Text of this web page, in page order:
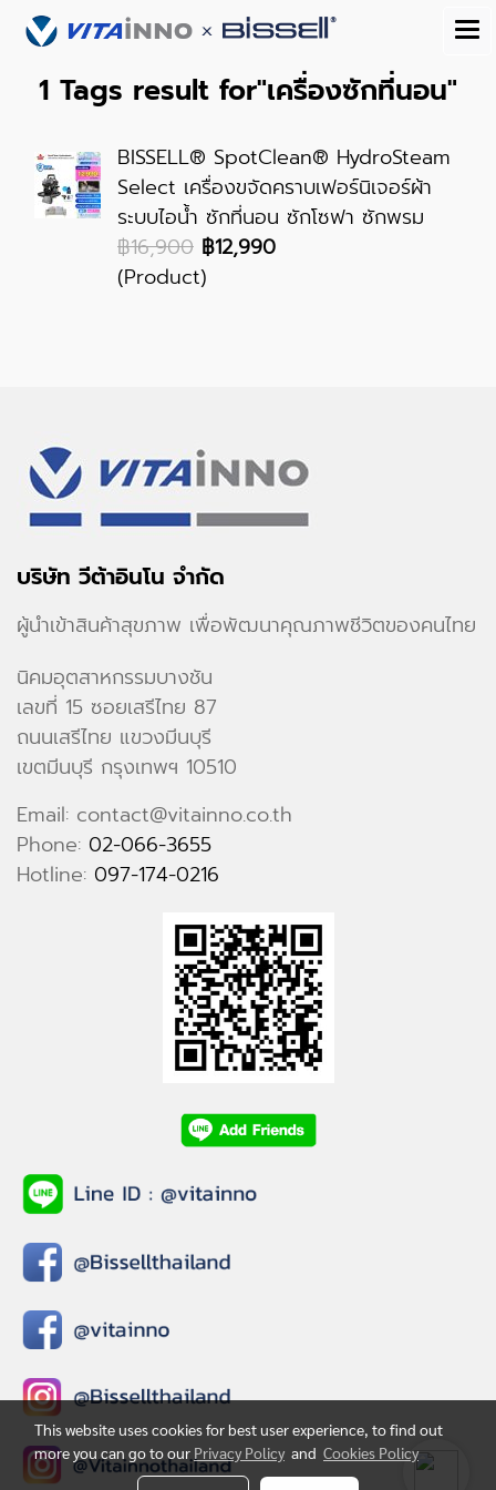
1 Tags result for"เครื่องซักที่นอน"
BISSELL® SpotClean® HydroSteam
Select เครื่องขจัดคราบเฟอร์นิเจอร์ผ้า
ระบบไอน้ำ ซักที่นอน ซักโซฟา ซักพรม
฿16,900 ฿12,990
(Product)
บริษัท วีต้าอินโน จำกัด
ผู้นำเข้าสินค้าสุขภาพ เพื่อพัฒนาคุณภาพชีวิตของคนไทย
นิคมอุตสาหกรรมบางชัน
เลขที่ 15 ซอยเสรีไทย 87
ถนนเสรีไทย แขวงมีนบุรี
เขตมีนบุรี กรุงเทพฯ 10510
Email: contact@vitainno.co.th
Phone: 02-066-3655
Hotline: 097-174-0216
This website uses cookies for best user experience, to find out
more you can go to our Privacy Policy and Cookies Policy